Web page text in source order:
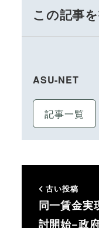
この記事
ASU-NET
記事一覧
古い投稿
同一賃金実
討開始−政